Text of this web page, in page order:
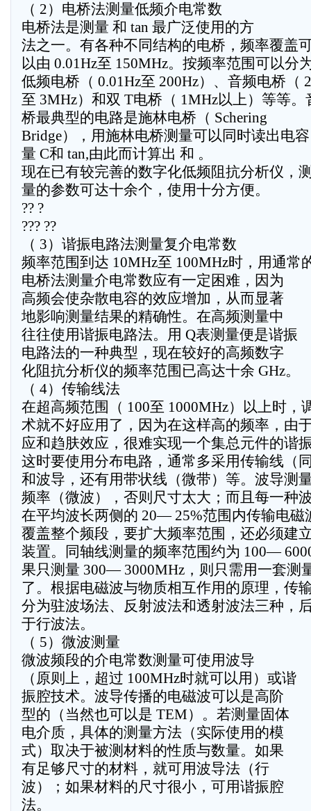
（ 2）电桥法测量低频介电常数
电桥法是测量 和 tan 最广泛使用的方
法之一。有各种不同结构的电桥，频率覆盖
以由 0.01Hz至 150MHz。按频率范围可以分
低频电桥（ 0.01Hz至 200Hz）、音频电桥（
至 3MHz）和双 T电桥（ 1MHz以上）等等。
桥最典型的电路是施林电桥（ Schering
Bridge），用施林电桥测量可以同时读出电容
量 C和 tan,由此而计算出 和 。
现在已有较完善的数字化低频阻抗分析仪，
量的参数可达十余个，使用十分方便。
?? ?
??? ??
（ 3）谐振电路法测量复介电常数
频率范围到达 10MHz至 100MHz时，用通常
电桥法测量介电常数应有一定困难，因为
高频会使杂散电容的效应增加，从而显著
地影响测量结果的精确性。在高频测量中
往往使用谐振电路法。用 Q表测量便是谐振
电路法的一种典型，现在较好的高频数字
化阻抗分析仪的频率范围已高达十余 GHz。
（ 4）传输线法
在超高频范围（ 100至 1000MHz）以上时，
术就不好应用了，因为在这样高的频率，由
应和趋肤效应，很难实现一个集总元件的谐
这时要使用分布电路，通常多采用传输线（
和波导，还有用带状线（微带）等。波导测
频率（微波），否则尺寸太大；而且每一种
在平均波长两侧的 20— 25%范围内传输电磁
覆盖整个频段，要扩大频率范围，还必须建
装置。同轴线测量的频率范围约为 100—
果只测量 300— 3000MHz，则只需用一套测
了。根据电磁波与物质相互作用的原理，传
分为驻波场法、反射波法和透射波法三种，
于行波法。
（ 5）微波测量
微波频段的介电常数测量可使用波导
（原则上，超过 100MHz时就可以用）或谐
振腔技术。波导传播的电磁波可以是高阶
型的（当然也可以是 TEM）。若测量固体
电介质，具体的测量方法（实际使用的模
式）取决于被测材料的性质与数量。如果
有足够尺寸的材料，就可用波导法（行
波）；如果材料的尺寸很小，可用谐振腔
法。